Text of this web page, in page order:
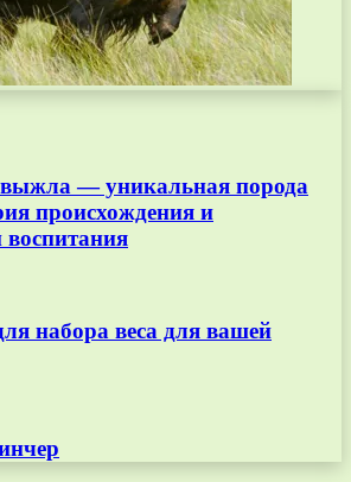
выжла — уникальная порода
происхождения и
воспитания
набора веса для вашей